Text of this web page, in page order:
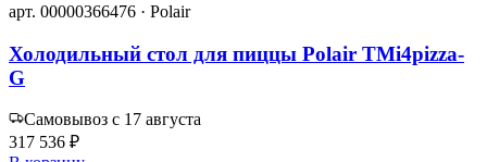
арт. 00000366476 · Polair
Холодильный стол для пиццы Polair TMi4pizza-
G
Самовывоз с 17 августа
317 536 ₽